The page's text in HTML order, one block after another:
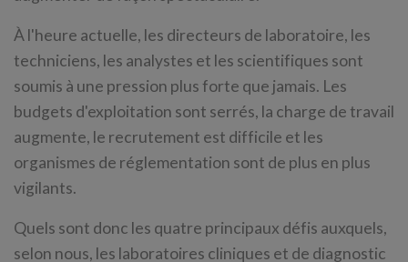
À l'heure actuelle, les directeurs de laboratoire, les
techniciens, les analystes et les scientifiques sont
soumis à une pression plus forte que jamais. Les
budgets d'exploitation sont serrés, la charge de travail
augmente, le recrutement est difficile et les
organismes de réglementation sont de plus en plus
vigilants.
Quels sont donc les quatre principaux défis auxquels,
selon nous, les laboratoires cliniques et de diagnostic